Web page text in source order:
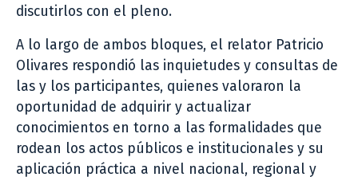
discutirlos con el pleno.
A lo largo de ambos bloques, el relator Patricio
Olivares respondió las inquietudes y consultas de
las y los participantes, quienes valoraron la
oportunidad de adquirir y actualizar
conocimientos en torno a las formalidades que
rodean los actos públicos e institucionales y su
aplicación práctica a nivel nacional, regional y